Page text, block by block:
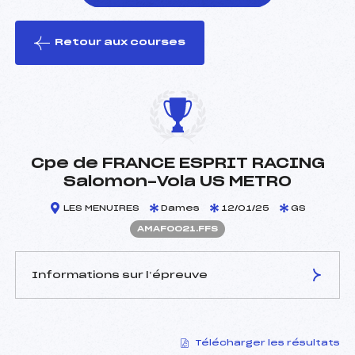
le ski
Retour aux courses
Cpe de FRANCE ESPRIT RACING
Salomon-Vola US METRO
LES MENUIRES Dames 12/01/25 GS
AMAF0021.FFS
Informations sur l’épreuve
BELLIN GUILLAUME (SA)
Télécharger les résultats